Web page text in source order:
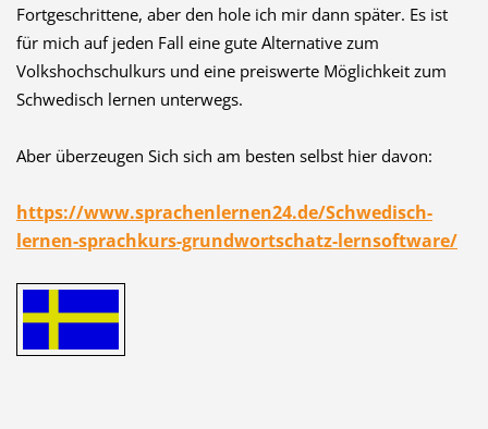
Fortgeschrittene, aber den hole ich mir dann später. Es ist
für mich auf jeden Fall eine gute Alternative zum
Volkshochschulkurs und eine preiswerte Möglichkeit zum
Schwedisch lernen unterwegs.
Aber überzeugen Sich sich am besten selbst hier davon:
https://www.sprachenlernen24.de/Schwedisch-
lernen-sprachkurs-grundwortschatz-lernsoftware/